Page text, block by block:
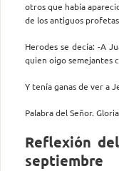
otros que había
de los antiguos
Herodes se decía: -A
quien oigo semejantes
Y tenía ganas de ver a
Palabra del Señor.
Reflexión
septiembre